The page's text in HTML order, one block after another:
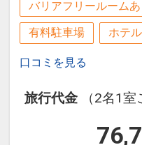
バリアフリールームあ
有料駐車場 ホテル
口コミを見る
旅行代金
（2名1